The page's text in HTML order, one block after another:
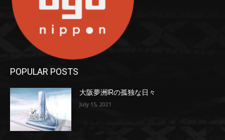
POPULAR POSTS
大阪夢洲IRの孤独な日々
July 15, 2021